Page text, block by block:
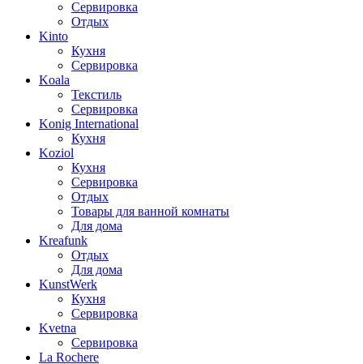
Сервировка
Отдых
Kinto
Кухня
Сервировка
Koala
Текстиль
Сервировка
Konig International
Кухня
Koziol
Кухня
Сервировка
Отдых
Товары для ванной комнаты
Для дома
Kreafunk
Отдых
Для дома
KunstWerk
Кухня
Сервировка
Kvetna
Сервировка
La Rochere